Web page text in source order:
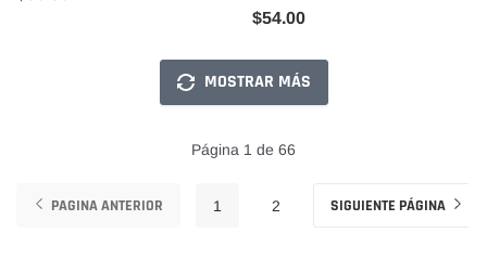
$54.00
MOSTRAR MÁS
Página 1 de 66
PAGINA ANTERIOR 1 2 SIGUIENTE PÁGINA